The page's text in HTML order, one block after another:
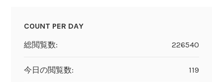
COUNT PER DAY
226540
総閲覧数:
119
今日の閲覧数: